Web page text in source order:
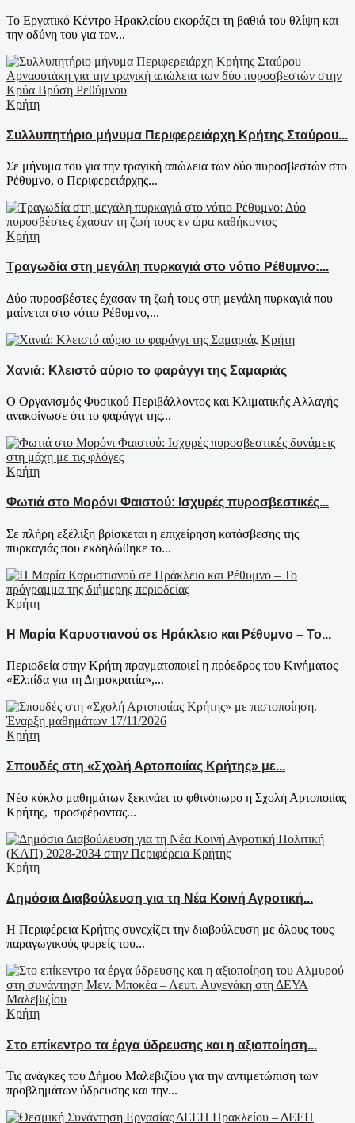
Το Εργατικό Κέντρο Ηρακλείου εκφράζει τη βαθιά του θλίψη και
την οδύνη του για τον...
Κρήτη
Συλλυπητήριο μήνυμα Περιφερειάρχη Κρήτης Σταύρου...
Σε μήνυμα του για την τραγική απώλεια των δύο πυροσβεστών στο
Ρέθυμνο, ο Περιφερειάρχης...
Κρήτη
Τραγωδία στη μεγάλη πυρκαγιά στο νότιο Ρέθυμνο:...
Δύο πυροσβέστες έχασαν τη ζωή τους στη μεγάλη πυρκαγιά που
μαίνεται στο νότιο Ρέθυμνο,...
Κρήτη
Χανιά: Κλειστό αύριο το φαράγγι της Σαμαριάς
Ο Οργανισμός Φυσικού Περιβάλλοντος και Κλιματικής Αλλαγής
ανακοίνωσε ότι το φαράγγι της...
Κρήτη
Φωτιά στο Μορόνι Φαιστού: Ισχυρές πυροσβεστικές...
Σε πλήρη εξέλιξη βρίσκεται η επιχείρηση κατάσβεσης της
πυρκαγιάς που εκδηλώθηκε το...
Κρήτη
Η Μαρία Καρυστιανού σε Ηράκλειο και Ρέθυμνο – Το...
Περιοδεία στην Κρήτη πραγματοποιεί η πρόεδρος του Κινήματος
«Ελπίδα για τη Δημοκρατία»,...
Κρήτη
Σπουδές στη «Σχολή Αρτοποιίας Κρήτης» με...
Νέο κύκλο μαθημάτων ξεκινάει το φθινόπωρο η Σχολή Αρτοποιίας
Κρήτης, προσφέροντας...
Κρήτη
Δημόσια Διαβούλευση για τη Νέα Κοινή Αγροτική...
Η Περιφέρεια Κρήτης συνεχίζει την διαβούλευση με όλους τους
παραγωγικούς φορείς του...
Κρήτη
Στο επίκεντρο τα έργα ύδρευσης και η αξιοποίηση...
Τις ανάγκες του Δήμου Μαλεβιζίου για την αντιμετώπιση των
προβλημάτων ύδρευσης και την...